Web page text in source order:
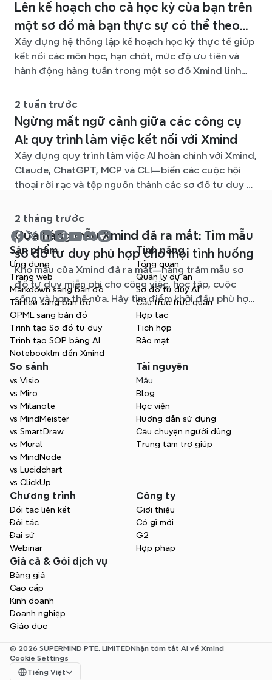
Lên kế hoạch cho cả học kỳ của bạn trên
một sơ đồ mà bạn thực sự có thể theo
kịp
Xây dựng hệ thống lập kế hoạch học kỳ thực tế giúp
kết nối các môn học, hạn chót, mức độ ưu tiên và
hành động hàng tuần trong một sơ đồ Xmind linh
2 tuần trước
Ngừng mất ngữ cảnh giữa các công cụ
AI: quy trình làm việc kết nối với Xmind
Xây dựng quy trình làm việc AI hoàn chỉnh với Xmind,
Claude, ChatGPT, MCP và CLI—biến các cuộc hội
thoại rời rạc và tệp nguồn thành các sơ đồ tư duy rõ
2 tháng trước
Cửa hàng mẫu Xmind đã ra mắt: Tìm mẫu
sơ đồ tư duy phù hợp cho mọi tình huống
Kho mẫu của Xmind đã ra mắt—hàng trăm mẫu sơ
đồ tư duy miễn phí cho công việc, học tập, cuộc
sống và hơn thế nữa. Hãy tìm điểm khởi đầu phù hợp
và bỏ qua trang giấy trắng.
Sản phẩm
Ứng dụng
Trang web
Markdown sang bản đồ
Tài liệu sang bản đồ
OPML sang bản đồ
Trình tạo Sơ đồ tư duy
Trình tạo SOP bằng AI
Notebooklm đến Xmind
Tính năng
Tổng quan
Quản lý dự án
Sơ đồ tư duy AI
Cấu trúc trực quan
Hợp tác
Tích hợp
Bảo mật
So sánh
vs Visio
vs Miro
vs Milanote
vs MindMeister
vs SmartDraw
vs Mural
vs MindNode
vs Lucidchart
vs ClickUp
Tài nguyên
Mẫu
Blog
Học viện
Hướng dẫn sử dụng
Câu chuyện người dùng
Trung tâm trợ giúp
Chương trình
Đối tác liên kết
Đối tác
Đại sứ
Webinar
Công ty
Giới thiệu
Có gì mới
G2
Hợp pháp
Giá cả & Gói dịch vụ
Bảng giá
Cao cấp
Kinh doanh
Doanh nghiệp
Giáo dục
© 2026 SUPERMIND PTE. LIMITEDNhận tóm tắt AI về Xmind
Cookie Settings
Select Language
Tiếng Việt